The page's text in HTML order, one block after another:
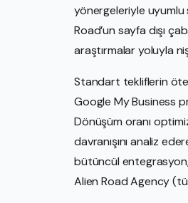
yönergeleriyle uyumlu
Road’un sayfa dışı
araştırmalar yoluyla
Standart tekliflerin
Google My Business
Dönüşüm oranı
davranışını analiz
bütüncül entegrasyon,
Alien Road Agency